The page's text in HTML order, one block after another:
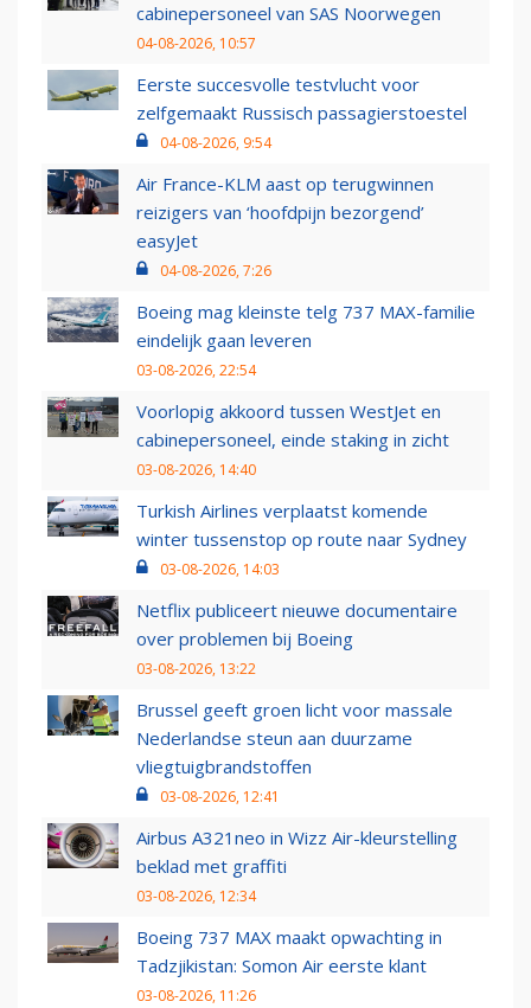
cabinepersoneel van SAS Noorwegen
04-08-2026, 10:57
Eerste succesvolle testvlucht voor
zelfgemaakt Russisch passagierstoestel
04-08-2026, 9:54
Air France-KLM aast op terugwinnen
reizigers van ‘hoofdpijn bezorgend’
easyJet
04-08-2026, 7:26
Boeing mag kleinste telg 737 MAX-familie
eindelijk gaan leveren
03-08-2026, 22:54
Voorlopig akkoord tussen WestJet en
cabinepersoneel, einde staking in zicht
03-08-2026, 14:40
Turkish Airlines verplaatst komende
winter tussenstop op route naar Sydney
03-08-2026, 14:03
Netflix publiceert nieuwe documentaire
over problemen bij Boeing
03-08-2026, 13:22
Brussel geeft groen licht voor massale
Nederlandse steun aan duurzame
vliegtuigbrandstoffen
03-08-2026, 12:41
Airbus A321neo in Wizz Air-kleurstelling
beklad met graffiti
03-08-2026, 12:34
Boeing 737 MAX maakt opwachting in
Tadzjikistan: Somon Air eerste klant
03-08-2026, 11:26